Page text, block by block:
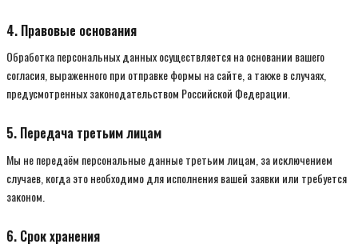
4. Правовые основания
Обработка персональных данных осуществляется на основании вашего
согласия, выраженного при отправке формы на сайте, а также в случаях,
предусмотренных законодательством Российской Федерации.
5. Передача третьим лицам
Мы не передаём персональные данные третьим лицам, за исключением
случаев, когда это необходимо для исполнения вашей заявки или требуется
законом.
6. Срок хранения